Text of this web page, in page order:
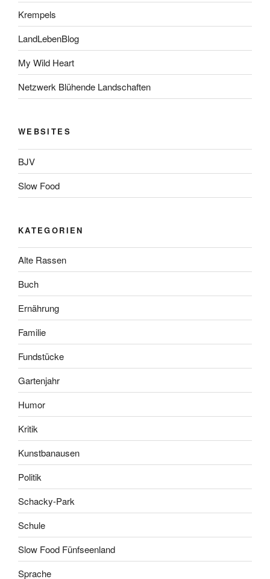
Krempels
LandLebenBlog
My Wild Heart
Netzwerk Blühende Landschaften
WEBSITES
BJV
Slow Food
KATEGORIEN
Alte Rassen
Buch
Ernährung
Familie
Fundstücke
Gartenjahr
Humor
Kritik
Kunstbanausen
Politik
Schacky-Park
Schule
Slow Food Fünfseenland
Sprache